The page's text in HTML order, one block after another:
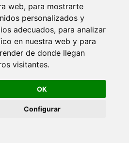
web, para mostrarte
personalizados y
adecuados, para analizar
en nuestra web y para
de donde llegan
visitantes.
OK
Configurar